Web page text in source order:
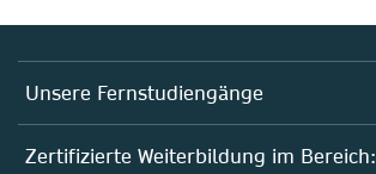
Unsere Fernstudiengänge
Fernstudium Biologie
Zertifizierte Weiterbildung im Bereich: